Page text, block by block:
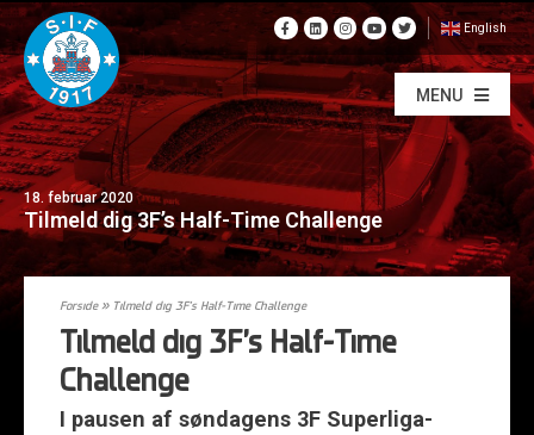
English
MENU
18. februar 2020
Tilmeld dig 3F’s Half-Time Challenge
Forside» Tilmeld dig 3F’s Half-Time Challenge
Tilmeld dig 3F’s Half-Time
Challenge
I pausen af søndagens 3F Superliga-